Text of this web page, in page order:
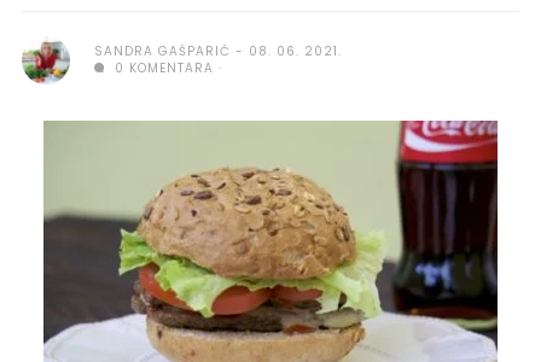
SANDRA GAŠPARIĆ
08. 06. 2021.
0 KOMENTARA